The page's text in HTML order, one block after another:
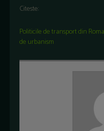
Citeste:
Politicile de transport din
de urbanism